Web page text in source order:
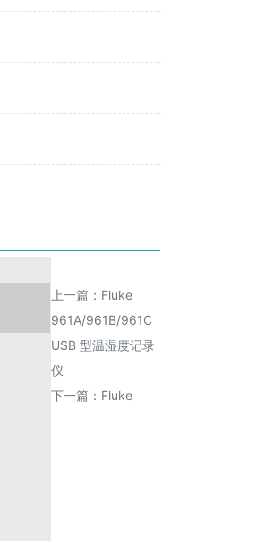
上一篇： Fluke
961A/961B/961C
USB 型温湿度记录
仪
下一篇： Fluke